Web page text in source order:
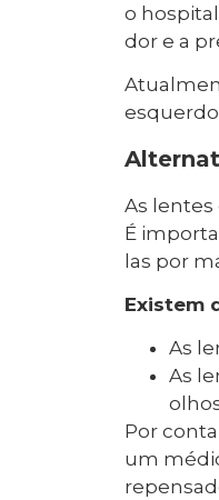
o
dor e a
As lentes
É
las por
Existem
As
As
Por
um